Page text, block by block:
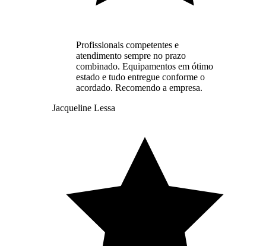
Profissionais competentes e
atendimento sempre no prazo
combinado. Equipamentos em ótimo
estado e tudo entregue conforme o
acordado. Recomendo a empresa.
Jacqueline Lessa